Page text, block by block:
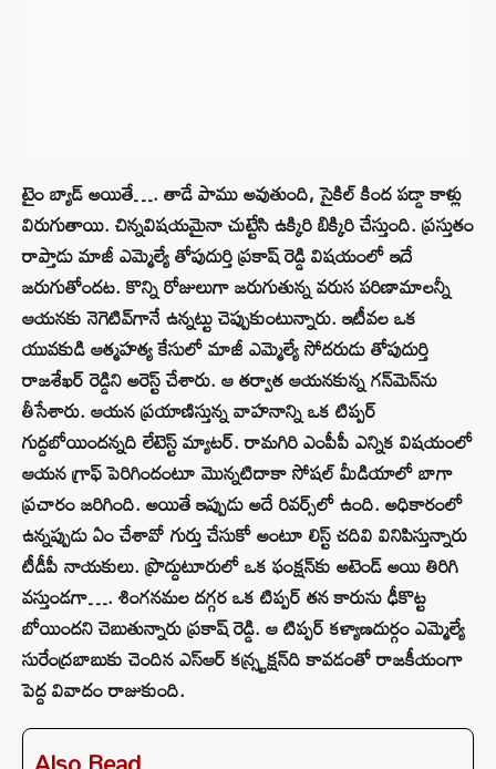
టైం బ్యాడ్ అయితే…. తాడే పాము అవుతుంది, సైకిల్ కింద పడ్డా కాళ్లు
విరుగుతాయి. చిన్నవిషయమైనా చుట్టేసి ఉక్కిరి బిక్కిరి చేస్తుంది. ప్రస్తుతం
రాప్తాడు మాజీ ఎమ్మెల్యే తోపుదుర్తి ప్రకాష్‌ రెడ్డి విషయంలో ఇదే
జరుగుతోందట. కొన్ని రోజులుగా జరుగుతున్న వరుస పరిణామాలన్నీ
ఆయనకు నెగెటివ్‌గానే ఉన్నట్టు చెప్పుకుంటున్నారు. ఇటీవల ఒక
యువకుడి ఆత్మహత్య కేసులో మాజీ ఎమ్మెల్యే సోదరుడు తోపుదుర్తి
రాజశేఖర్ రెడ్డిని అరెస్ట్ చేశారు. ఆ తర్వాత ఆయనకున్న గన్‌మెన్‌ను
తీసేశారు. ఆయన ప్రయాణిస్తున్న వాహనాన్ని ఒక టిప్పర్
గుద్దబోయిందన్నది లేటెస్ట్‌ మ్యాటర్. రామగిరి ఎంపీపీ ఎన్నిక విషయంలో
ఆయన గ్రాఫ్ పెరిగిందంటూ మొన్నటిదాకా సోషల్ మీడియాలో బాగా
ప్రచారం జరిగింది. అయితే ఇప్పుడు అదే రివర్స్‌లో ఉంది. అధికారంలో
ఉన్నప్పుడు ఏం చేశావో గుర్తు చేసుకో అంటూ లిస్ట్‌ చదివి వినిపిస్తున్నారు
టీడీపీ నాయకులు. ప్రొద్దుటూరులో ఒక ఫంక్షన్‌కు అటెండ్ అయి తిరిగి
వస్తుండగా…. శింగనమల దగ్గర ఒక టిప్పర్ తన కారును ఢీకొట్ట
బోయిందని చెబుతున్నారు ప్రకాష్ రెడ్డి. ఆ టిప్పర్ కళ్యాణదుర్గం ఎమ్మెల్యే
సురేంద్రబాబుకు చెందిన ఎస్ఆర్ కన్స్ట్రక్షన్‌ది కావడంతో రాజకీయంగా
పెద్ద వివాదం రాజుకుంది.